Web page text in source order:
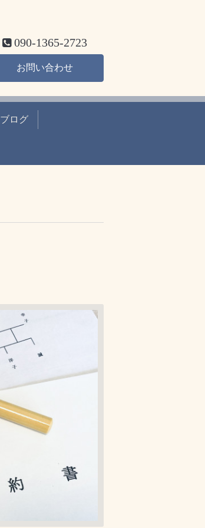
090-1365-2723
お問い合わせ
ブログ